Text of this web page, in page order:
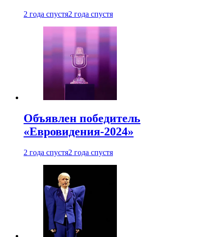
2 года спустя2 года спустя
Объявлен победитель
«Евровидения-2024»
2 года спустя2 года спустя